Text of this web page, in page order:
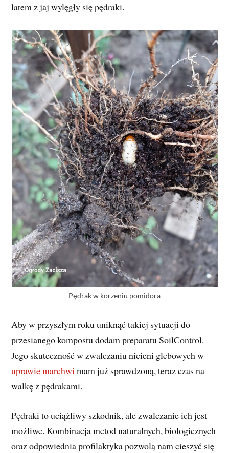
latem z jaj wylęgły się pędraki.
Pędrak w korzeniu pomidora
Aby w przyszłym roku uniknąć takiej sytuacji do
przesianego kompostu dodam preparatu SoilControl.
Jego skuteczność w zwalczaniu nicieni glebowych w
uprawie marchwimam już sprawdzoną, teraz czas na
walkę z pędrakami.
Pędraki to uciążliwy szkodnik, ale zwalczanie ich jest
możliwe. Kombinacja metod naturalnych, biologicznych
oraz odpowiednia profilaktyka pozwolą nam cieszyć się